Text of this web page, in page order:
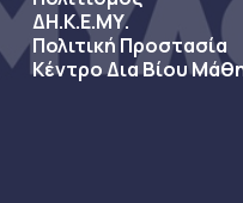
ΔΗ.Κ.Ε.ΜΥ.
Πολιτική Προστασία
Κέντρο Δια Βίου